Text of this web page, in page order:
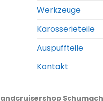
Werkzeuge
Karosserieteile
Auspuffteile
Kontakt